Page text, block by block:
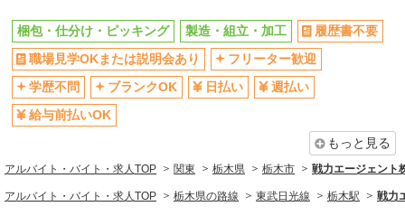
同じ特徴から求人を探す
日払い
副業・WワークOK
交通費支給
社会保険あり
産休・育休取得実績あり
梱包・仕分け・ピッキング 製造・組立・加工
履歴書不要
職場見学OKまたは説明会あり
フリーター歓迎
学歴不問
ブランクOK 日払い
週払い
給与前払いOK
もっと見る
アルバイト・バイト・求人TOP 関東 栃木県 栃木市 戦力エージェント
アルバイト・バイト・求人TOP 栃木県の路線 東武日光線 栃木駅 戦力